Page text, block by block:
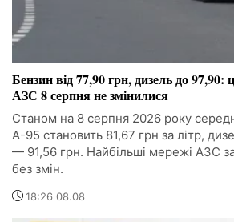
Бензин від 77,90 грн, дизель до 97,90:
АЗС 8 серпня не змінилися
Станом на 8 серпня 2026 року
А-95 становить 81,67 грн за літр,
— 91,56 грн. Найбільші мережі АЗС
без змін.
18:26 08.08